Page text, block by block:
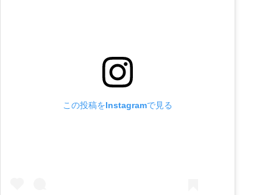
この投稿をInstagramで見る